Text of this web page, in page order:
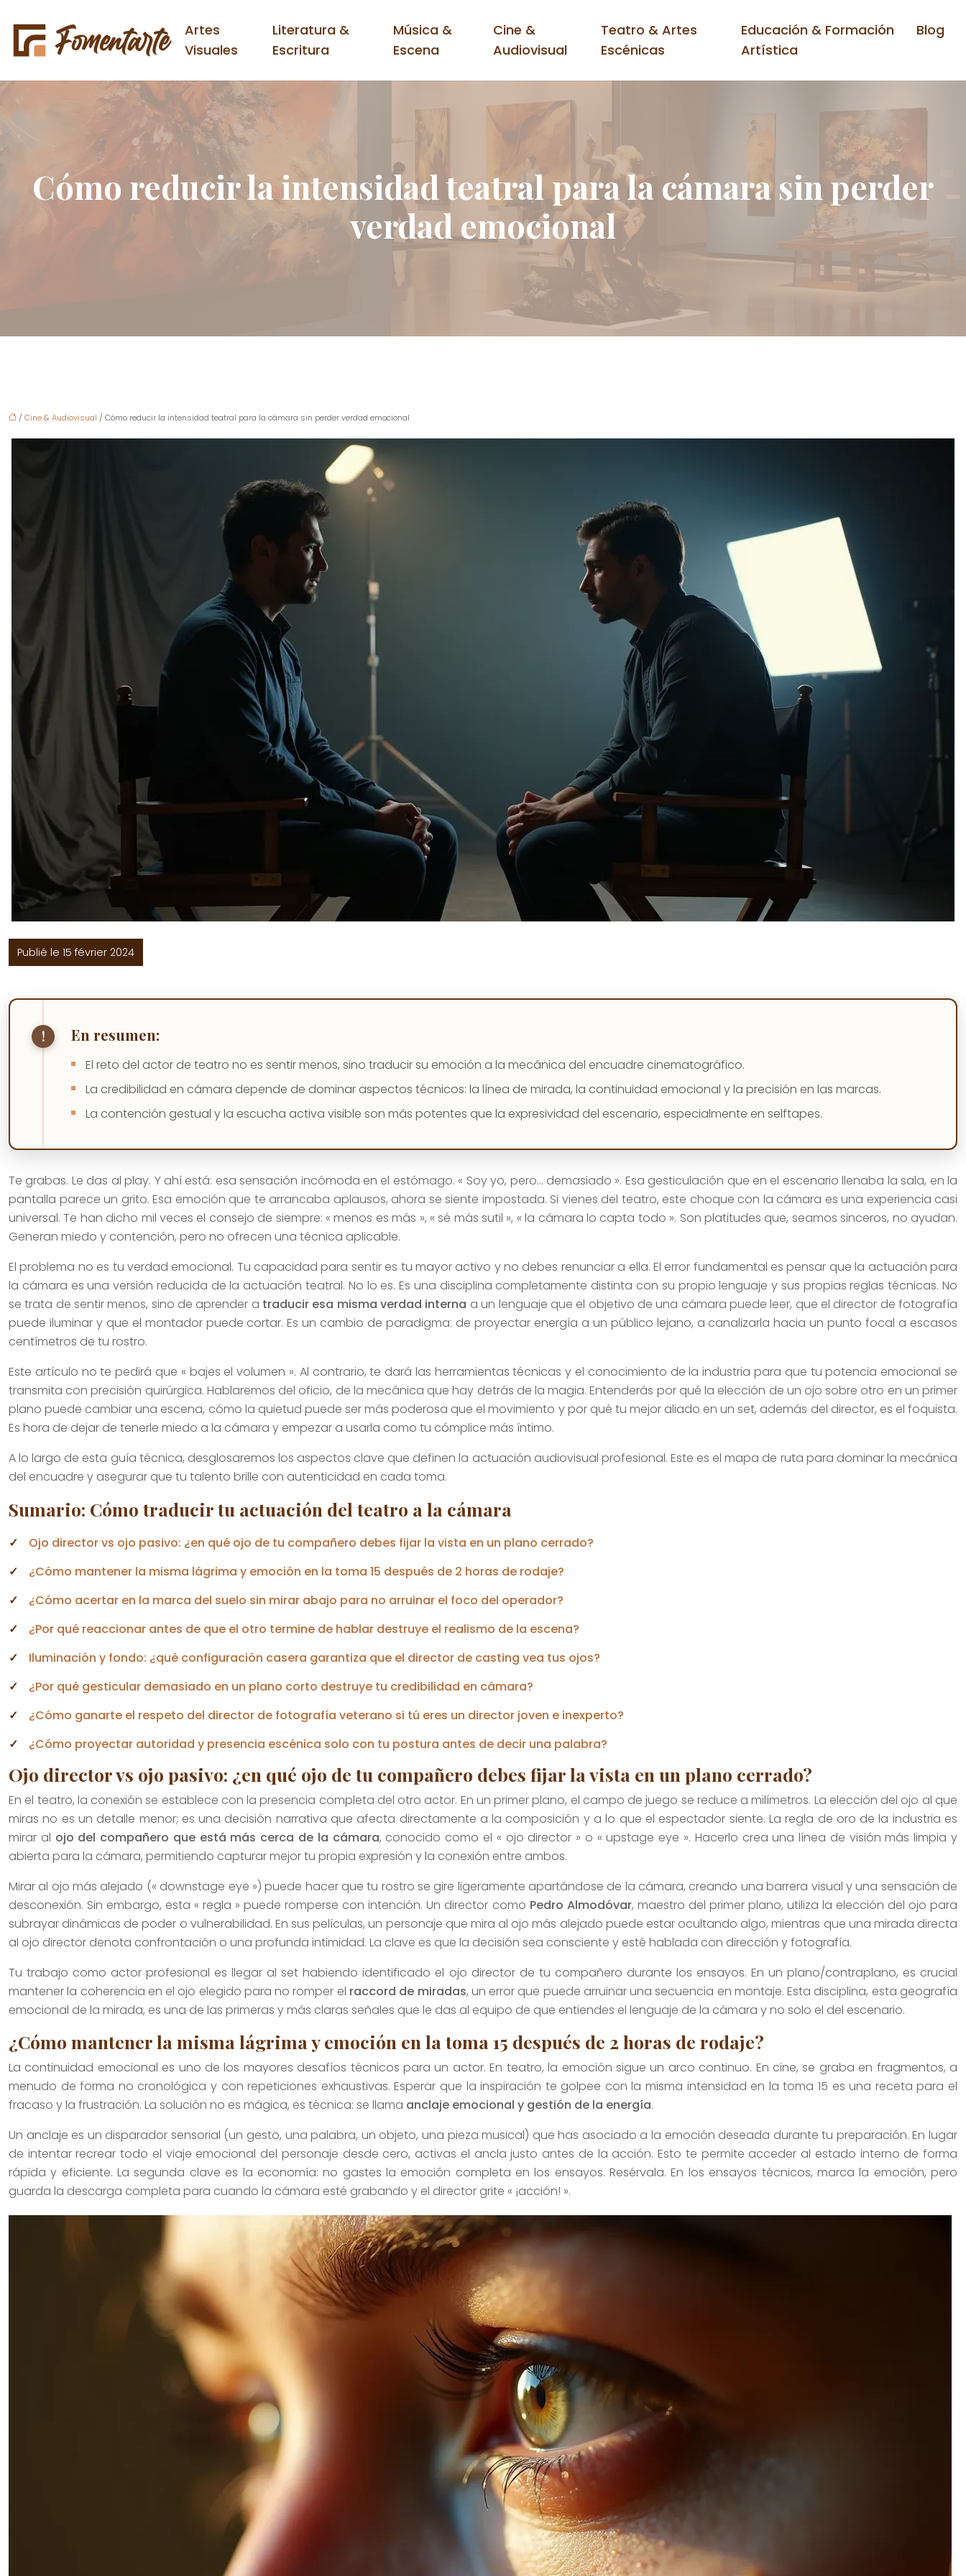
Artes
Visuales
Literatura &
Escritura
Música &
Escena
Cine &
Audiovisual
Teatro & Artes
Escénicas
Educación & Formación
Artística
Blog
Cómo reducir la intensidad teatral para la cámara sin perder
verdad emocional
/Cine & Audiovisual / Cómo reducir la intensidad teatral para la cámara sin perder verdad emocional
Publié le 15 février 2024
En resumen:
El reto del actor de teatro no es sentir menos, sino traducir su emoción a la mecánica del encuadre cinematográfico.
La credibilidad en cámara depende de dominar aspectos técnicos: la línea de mirada, la continuidad emocional y la precisión en las marcas.
La contención gestual y la escucha activa visible son más potentes que la expresividad del escenario, especialmente en selftapes.
Te grabas. Le das al play. Y ahí está: esa sensación incómoda en el estómago. « Soy yo, pero… demasiado ». Esa gesticulación que en el escenario llenaba la sala, en la
pantalla parece un grito. Esa emoción que te arrancaba aplausos, ahora se siente impostada. Si vienes del teatro, este choque con la cámara es una experiencia casi
universal. Te han dicho mil veces el consejo de siempre: « menos es más », « sé más sutil », « la cámara lo capta todo ». Son platitudes que, seamos sinceros, no ayudan.
Generan miedo y contención, pero no ofrecen una técnica aplicable.
El problema no es tu verdad emocional. Tu capacidad para sentir es tu mayor activo y no debes renunciar a ella. El error fundamental es pensar que la actuación para
la cámara es una versión reducida de la actuación teatral. No lo es. Es una disciplina completamente distinta con su propio lenguaje y sus propias reglas técnicas. No
se trata de sentir menos, sino de aprender a traducir esa misma verdad interna a un lenguaje que el objetivo de una cámara puede leer, que el director de fotografía
puede iluminar y que el montador puede cortar. Es un cambio de paradigma: de proyectar energía a un público lejano, a canalizarla hacia un punto focal a escasos
centímetros de tu rostro.
Este artículo no te pedirá que « bajes el volumen ». Al contrario, te dará las herramientas técnicas y el conocimiento de la industria para que tu potencia emocional se
transmita con precisión quirúrgica. Hablaremos del oficio, de la mecánica que hay detrás de la magia. Entenderás por qué la elección de un ojo sobre otro en un primer
plano puede cambiar una escena, cómo la quietud puede ser más poderosa que el movimiento y por qué tu mejor aliado en un set, además del director, es el foquista.
Es hora de dejar de tenerle miedo a la cámara y empezar a usarla como tu cómplice más íntimo.
A lo largo de esta guía técnica, desglosaremos los aspectos clave que definen la actuación audiovisual profesional. Este es el mapa de ruta para dominar la mecánica
del encuadre y asegurar que tu talento brille con autenticidad en cada toma.
Sumario: Cómo traducir tu actuación del teatro a la cámara
Ojo director vs ojo pasivo: ¿en qué ojo de tu compañero debes fijar la vista en un plano cerrado?
¿Cómo mantener la misma lágrima y emoción en la toma 15 después de 2 horas de rodaje?
¿Cómo acertar en la marca del suelo sin mirar abajo para no arruinar el foco del operador?
¿Por qué reaccionar antes de que el otro termine de hablar destruye el realismo de la escena?
Iluminación y fondo: ¿qué configuración casera garantiza que el director de casting vea tus ojos?
¿Por qué gesticular demasiado en un plano corto destruye tu credibilidad en cámara?
¿Cómo ganarte el respeto del director de fotografía veterano si tú eres un director joven e inexperto?
¿Cómo proyectar autoridad y presencia escénica solo con tu postura antes de decir una palabra?
Ojo director vs ojo pasivo: ¿en qué ojo de tu compañero debes fijar la vista en un plano cerrado?
En el teatro, la conexión se establece con la presencia completa del otro actor. En un primer plano, el campo de juego se reduce a milímetros. La elección del ojo al que
miras no es un detalle menor; es una decisión narrativa que afecta directamente a la composición y a lo que el espectador siente. La regla de oro de la industria es
mirar al ojo del compañero que está más cerca de la cámara, conocido como el « ojo director » o « upstage eye ». Hacerlo crea una línea de visión más limpia y
abierta para la cámara, permitiendo capturar mejor tu propia expresión y la conexión entre ambos.
Mirar al ojo más alejado (« downstage eye ») puede hacer que tu rostro se gire ligeramente apartándose de la cámara, creando una barrera visual y una sensación de
desconexión. Sin embargo, esta « regla » puede romperse con intención. Un director como Pedro Almodóvar, maestro del primer plano, utiliza la elección del ojo para
subrayar dinámicas de poder o vulnerabilidad. En sus películas, un personaje que mira al ojo más alejado puede estar ocultando algo, mientras que una mirada directa
al ojo director denota confrontación o una profunda intimidad. La clave es que la decisión sea consciente y esté hablada con dirección y fotografía.
Tu trabajo como actor profesional es llegar al set habiendo identificado el ojo director de tu compañero durante los ensayos. En un plano/contraplano, es crucial
mantener la coherencia en el ojo elegido para no romper el raccord de miradas, un error que puede arruinar una secuencia en montaje. Esta disciplina, esta geografía
emocional de la mirada, es una de las primeras y más claras señales que le das al equipo de que entiendes el lenguaje de la cámara y no solo el del escenario.
¿Cómo mantener la misma lágrima y emoción en la toma 15 después de 2 horas de rodaje?
La continuidad emocional es uno de los mayores desafíos técnicos para un actor. En teatro, la emoción sigue un arco continuo. En cine, se graba en fragmentos, a
menudo de forma no cronológica y con repeticiones exhaustivas. Esperar que la inspiración te golpee con la misma intensidad en la toma 15 es una receta para el
fracaso y la frustración. La solución no es mágica, es técnica: se llama anclaje emocional y gestión de la energía.
Un anclaje es un disparador sensorial (un gesto, una palabra, un objeto, una pieza musical) que has asociado a la emoción deseada durante tu preparación. En lugar
de intentar recrear todo el viaje emocional del personaje desde cero, activas el ancla justo antes de la acción. Esto te permite acceder al estado interno de forma
rápida y eficiente. La segunda clave es la economía: no gastes la emoción completa en los ensayos. Resérvala. En los ensayos técnicos, marca la emoción, pero
guarda la descarga completa para cuando la cámara esté grabando y el director grite « ¡acción! ».